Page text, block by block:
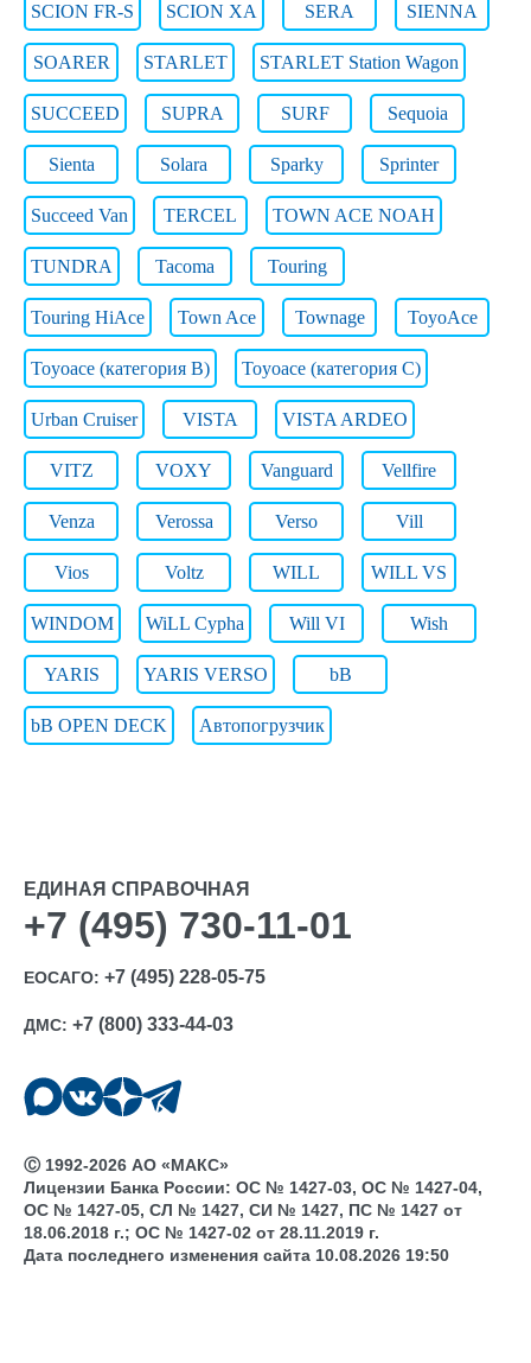
SCION FR-S SCION XA SERA SIENNA
SOARER STARLET STARLET Station Wagon
SUCCEED SUPRA SURF Sequoia
Sienta Solara Sparky Sprinter
Succeed Van TERCEL TOWN ACE NOAH
TUNDRA Tacoma Touring
Touring HiAce Town Ace Townage ToyoAce
Toyoace (категория B) Toyoace (категория C)
Urban Cruiser VISTA VISTA ARDEO
VITZ VOXY Vanguard Vellfire
Venza Verossa Verso Vill
Vios Voltz WILL WILL VS
WINDOM WiLL Cypha Will VI Wish
YARIS YARIS VERSO bB
bB OPEN DECK Автопогрузчик
ЕДИНАЯ СПРАВОЧНАЯ
+7 (495) 730-11-01
ЕОСАГО: +7 (495) 228-05-75
ДМС: +7 (800) 333-44-03
Ⓒ 1992-2026 АО «МАКС»
Лицензии Банка России: ОС № 1427-03, ОС № 1427-04,
ОС № 1427-05, СЛ № 1427, СИ № 1427, ПС № 1427 от
18.06.2018 г.; ОС № 1427-02 от 28.11.2019 г.
Дата последнего изменения сайта 10.08.2026 19:50